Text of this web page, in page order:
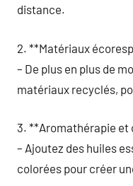
distance.
2. **Matériaux
– De plus en plus de
matériaux recyclés,
3. **Aromathérapie
– Ajoutez des huiles
colorées pour créer